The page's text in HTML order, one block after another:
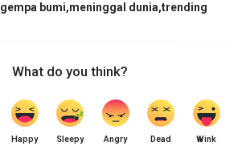
gempa bumi meninggal dunia trending
What do you think?
Happy Sleepy Angry Dead Wink